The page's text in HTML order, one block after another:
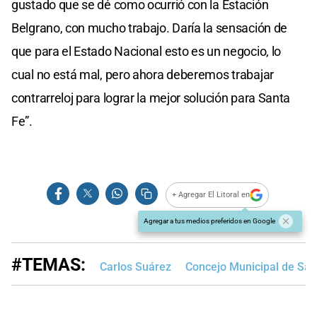
gustado que se dé como ocurrió con la Estación
Belgrano, con mucho trabajo. Daría la sensación de
que para el Estado Nacional esto es un negocio, lo
cual no está mal, pero ahora deberemos trabajar
contrarreloj para lograr la mejor solución para Santa
Fe”.
+ Agregar El Litoral en
Agregar a tus medios preferidos en Google
#TEMAS: Carlos Suárez Concejo Municipal de